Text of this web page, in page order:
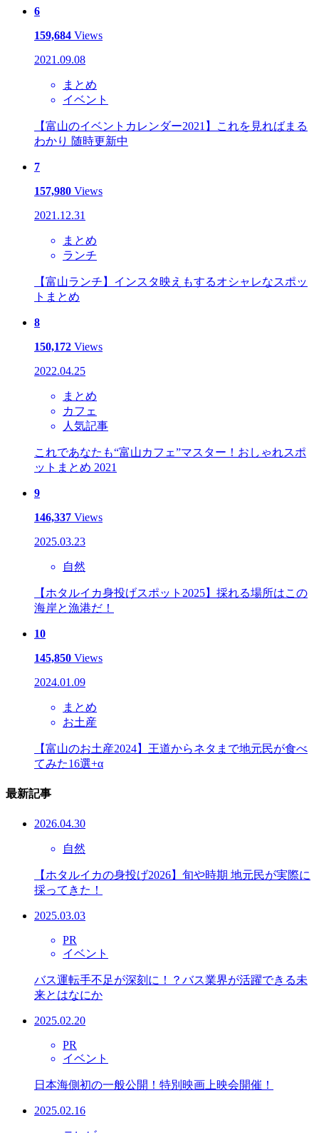
6
159,684 Views
2021.09.08
まとめ
イベント
【富山のイベントカレンダー2021】これを見ればまる
わかり 随時更新中
7
157,980 Views
2021.12.31
まとめ
ランチ
【富山ランチ】インスタ映えもするオシャレなスポッ
トまとめ
8
150,172 Views
2022.04.25
まとめ
カフェ
人気記事
これであなたも“富山カフェ”マスター！おしゃれスポ
ットまとめ 2021
9
146,337 Views
2025.03.23
自然
【ホタルイカ身投げスポット2025】採れる場所はこの
海岸と漁港だ！
10
145,850 Views
2024.01.09
まとめ
お土産
【富山のお土産2024】王道からネタまで地元民が食べ
てみた16選+α
最新記事
2026.04.30
自然
【ホタルイカの身投げ2026】旬や時期 地元民が実際に
採ってきた！
2025.03.03
PR
イベント
バス運転手不足が深刻に！？バス業界が活躍できる未
来とはなにか
2025.02.20
PR
イベント
日本海側初の一般公開！特別映画上映会開催！
2025.02.16